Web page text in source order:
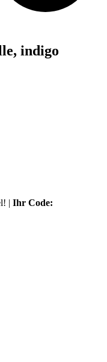
indigo
| Ihr Code: